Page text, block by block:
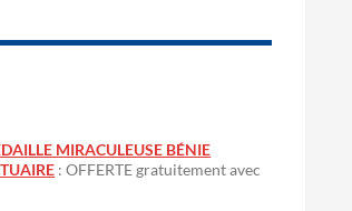
MIRACULEUSE BÉNIE
: OFFERTE gratuitement avec